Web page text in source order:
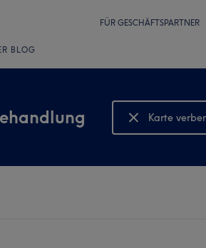
FÜR GESCHÄFTSPARTNER
BLOG
Karte
Karte